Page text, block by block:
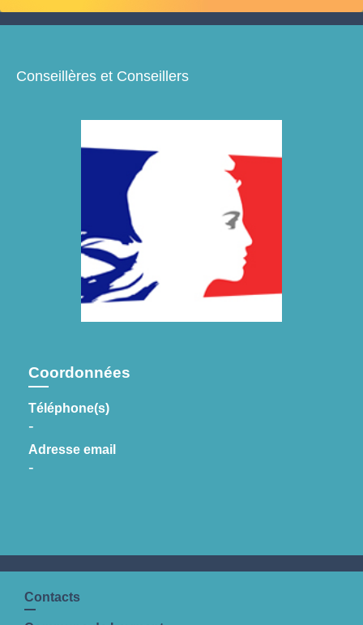
Conseillères et Conseillers
Coordonnées
Téléphone(s)
-
Adresse email
-
Contacts